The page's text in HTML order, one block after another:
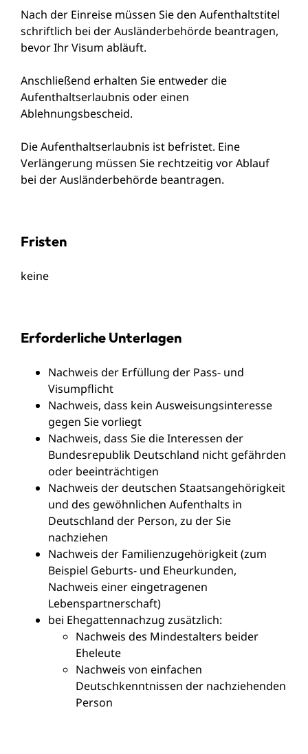
Nach der Einreise müssen Sie den Aufenthaltstitel
schriftlich bei der Ausländerbehörde beantragen,
bevor Ihr Visum abläuft.
Anschließend erhalten Sie entweder die
Aufenthaltserlaubnis oder einen
Ablehnungsbescheid.
Die Aufenthaltserlaubnis ist befristet. Eine
Verlängerung müssen Sie rechtzeitig vor Ablauf
bei der Ausländerbehörde beantragen.
Fristen
keine
Erforderliche Unterlagen
Nachweis der Erfüllung der Pass- und
Visumpflicht
Nachweis, dass kein Ausweisungsinteresse
gegen Sie vorliegt
Nachweis, dass Sie die Interessen der
Bundesrepublik Deutschland nicht gefährden
oder beeinträchtigen
Nachweis der deutschen Staatsangehörigkeit
und des gewöhnlichen Aufenthalts in
Deutschland der Person, zu der Sie
nachziehen
Nachweis der Familienzugehörigkeit (zum
Beispiel Geburts- und Eheurkunden,
Nachweis einer eingetragenen
Lebenspartnerschaft)
bei Ehegattennachzug zusätzlich:
Nachweis des Mindestalters beider
Eheleute
Nachweis von einfachen
Deutschkenntnissen der nachziehenden
Person